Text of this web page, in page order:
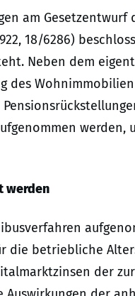
am Gesetzentwurf
18/6286)
Neben dem
des
werden,
werden
die betriebliche
der